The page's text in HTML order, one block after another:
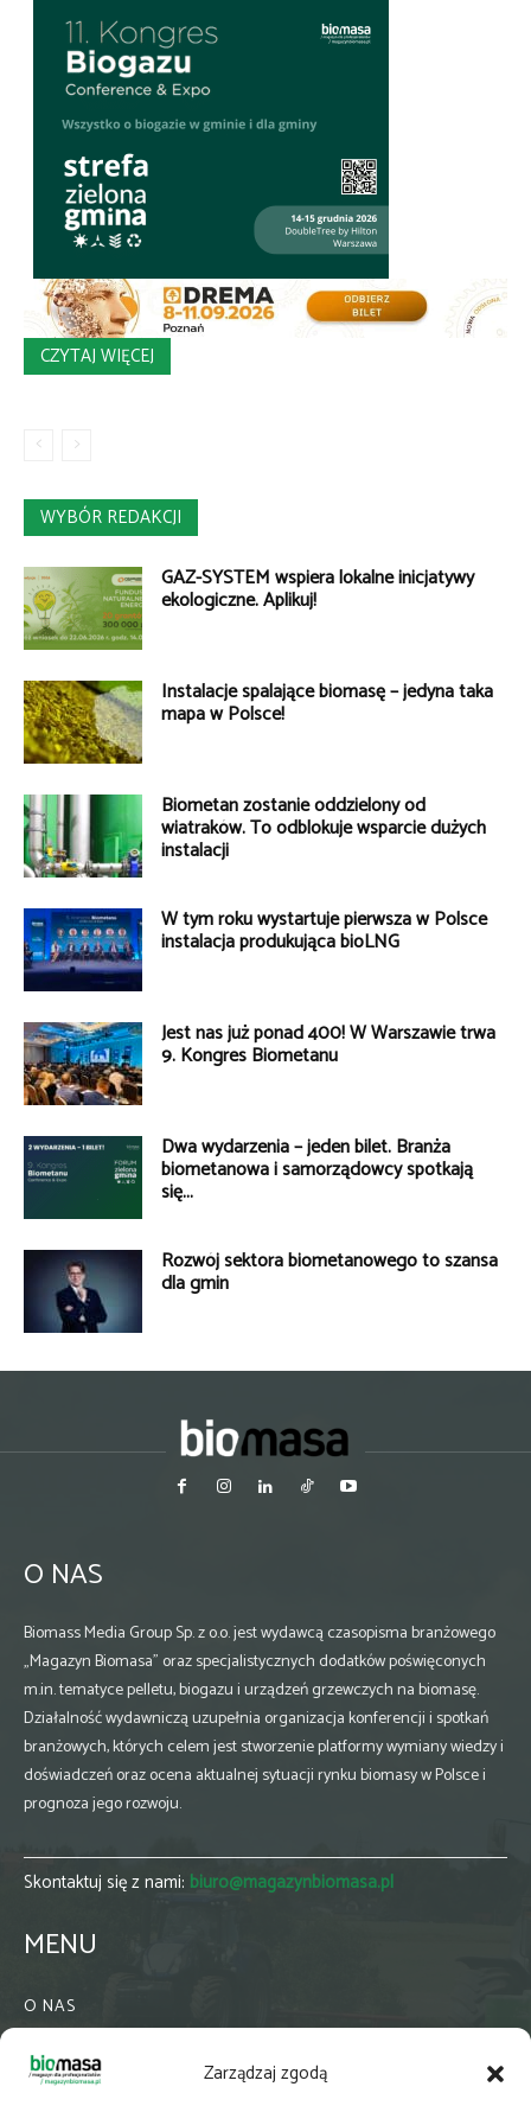
Zarządzaj zgodą
CZYTAJ WIĘCEJ
WYBÓR REDAKCJI
GAZ-SYSTEM wspiera lokalne inicjatywy
ekologiczne. Aplikuj!
Instalacje spalające biomasę – jedyna taka
mapa w Polsce!
Biometan zostanie oddzielony od
wiatraków. To odblokuje wsparcie dużych
instalacji
W tym roku wystartuje pierwsza w Polsce
instalacja produkująca bioLNG
Jest nas już ponad 400! W Warszawie trwa
9. Kongres Biometanu
Dwa wydarzenia – jeden bilet. Branża
biometanowa i samorządowcy spotkają
się...
Rozwój sektora biometanowego to szansa
dla gmin
O NAS
Biomass Media Group Sp. z o.o. jest wydawcą czasopisma branżowego
„Magazyn Biomasa” oraz specjalistycznych dodatków poświęconych
m.in. tematyce pelletu, biogazu i urządzeń grzewczych na biomasę.
Działalność wydawniczą uzupełnia organizacja konferencji i spotkań
branżowych, których celem jest stworzenie platformy wymiany wiedzy i
doświadczeń oraz ocena aktualnej sytuacji rynku biomasy w Polsce i
prognoza jego rozwoju.
Skontaktuj się z nami: biuro@magazynbiomasa.pl
MENU
O NAS
WSPÓŁPRACA